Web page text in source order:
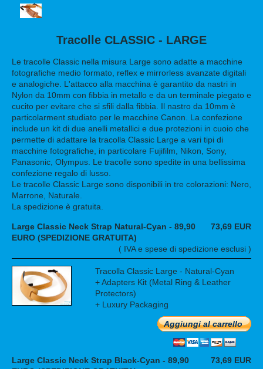
Tracolle CLASSIC - LARGE
Le tracolle Classic nella misura Large sono adatte a macchine
fotografiche medio formato, reflex e mirrorless avanzate digitali
e analogiche. L'attacco alla macchina è garantito da nastri in
Nylon da 10mm con fibbia in metallo e da un terminale piegato e
cucito per evitare che si sfili dalla fibbia. Il nastro da 10mm è
particolarment studiato per le macchine Canon. La confezione
include un kit di due anelli metallici e due protezioni in cuoio che
permette di adattare la tracolla Classic Large a vari tipi di
macchine fotografiche, in particolare Fujifilm, Nikon, Sony,
Panasonic, Olympus. Le tracolle sono spedite in una bellissima
confezione regalo di lusso.
Le tracolle Classic Large sono disponibili in tre colorazioni: Nero,
Marrone, Naturale.
La spedizione è gratuita.
Large Classic Neck Strap Natural-Cyan - 89,90
EURO (SPEDIZIONE GRATUITA)
73,69 EUR
( IVA e spese di spedizione esclusi )
Tracolla Classic Large - Natural-Cyan
+ Adapters Kit (Metal Ring & Leather
Protectors)
+ Luxury Packaging
Aggiungi al carrello
Large Classic Neck Strap Black-Cyan - 89,90
73,69 EUR